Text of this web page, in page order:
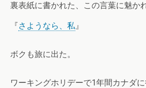
裏表紙に書かれた、この言葉に魅か
『さようなら、私』
ボクも旅に出た。
ワーキングホリデーで1年間カナダに